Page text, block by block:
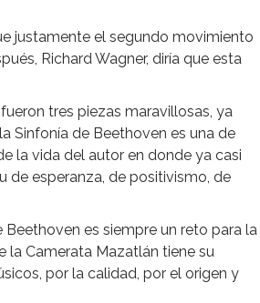
justamente el segundo movimiento
Richard Wagner, diría que esta
tres piezas maravillosas, ya
Sinfonía de Beethoven es una de
la vida del autor en donde ya casi
de esperanza, de positivismo, de
es siempre un reto para la
la Camerata Mazatlán tiene su
por la calidad, por el origen y